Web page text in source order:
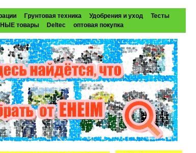
Грунтовая техника Удобрения и уход
Тесты
товары Deltec оптовая покупка